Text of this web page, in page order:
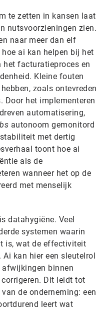
te zetten in kansen laat
nutsvoorzieningen zien.
naar meer dan elf
ai kan helpen bij het
facturatieproces en
Kleine fouten
zoals ontevreden
Door het implementeren
automatisering,
autonoom gemonitord
met dertig
toont hoe ai
als de
wanneer het op de
met menselijk
datahygiëne. Veel
systemen waarin
is, wat de effectiviteit
kan hier een sleutelrol
binnen
Dit leidt tot
de onderneming: een
leert wat